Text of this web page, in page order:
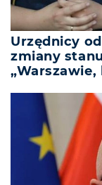
Urzędnicy
zmiany
„Warszawie,